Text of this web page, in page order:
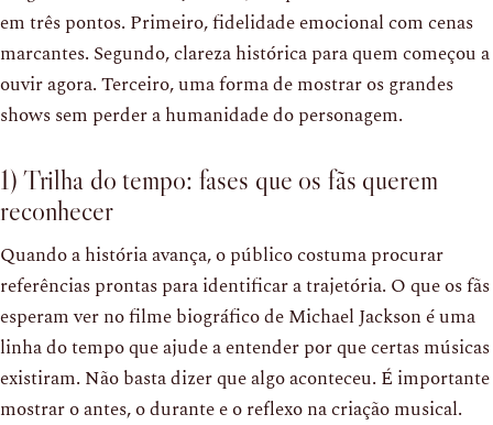
em três pontos. Primeiro, fidelidade emocional com cenas
marcantes. Segundo, clareza histórica para quem começou a
ouvir agora. Terceiro, uma forma de mostrar os grandes
shows sem perder a humanidade do personagem.
1) Trilha do tempo: fases que os fãs querem
reconhecer
Quando a história avança, o público costuma procurar
referências prontas para identificar a trajetória. O que os fãs
esperam ver no filme biográfico de Michael Jackson é uma
linha do tempo que ajude a entender por que certas músicas
existiram. Não basta dizer que algo aconteceu. É importante
mostrar o antes, o durante e o reflexo na criação musical.